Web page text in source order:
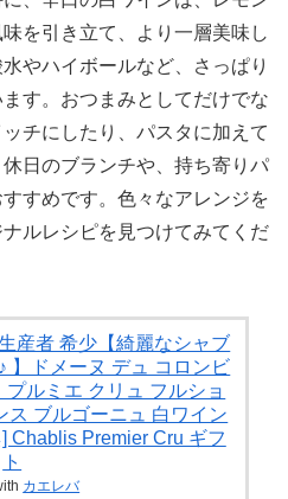
を引き立て、より一層美味し
やハイボールなど、さっぱり
す。おつまみとしてだけでな
チにしたり、パスタに加えて
日のブランチや、持ち寄りパ
すめです。色々なアレンジを
ルレシピを見つけてみてくだ
産者 希少【綺麗なシャブ
】ドメーヌ デュ コロンビ
プルミエ クリュ フルショ
ス ブルゴーニュ 白ワイン
Chablis Premier Cru ギフ
ト
カエレバ